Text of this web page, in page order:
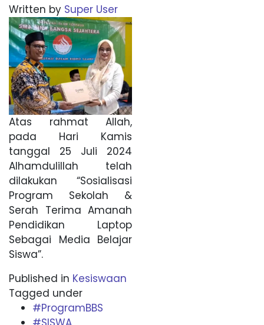
Written by Super User
Atas rahmat Allah,
pada Hari Kamis
tanggal 25 Juli 2024
Alhamdulillah telah
dilakukan “Sosialisasi
Program Sekolah &
Serah Terima Amanah
Pendidikan Laptop
Sebagai Media Belajar
Siswa”.
Published in Kesiswaan
Tagged under
#ProgramBBS